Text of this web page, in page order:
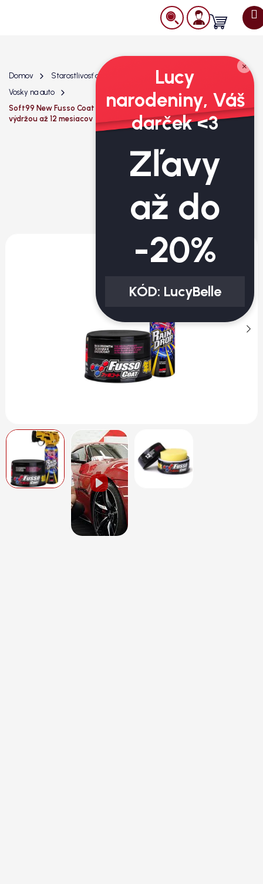
Nákupný
Domov Starostlivosť o exteriér
Ochrana laku
Vosky na auto
Soft99 New Fusso Coat 12 months wax dark - syntetický vosk s
výdržou až 12 mesiacov
×
Lucy
narodeniny, Váš
darček <3
Zľavy
až do
-20%
KÓD: LucyBelle